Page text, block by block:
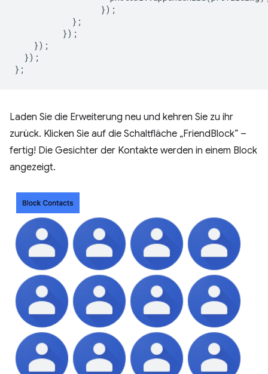
});
};
});
});
});
};
Laden Sie die Erweiterung neu und kehren Sie zu ihr
zurück. Klicken Sie auf die Schaltfläche „FriendBlock“ –
fertig! Die Gesichter der Kontakte werden in einem Block
angezeigt.